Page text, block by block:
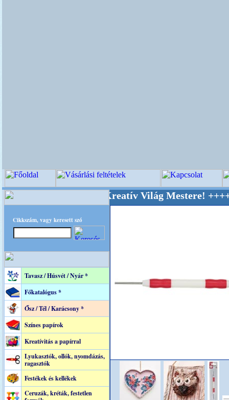
Cikkszám, vagy keresett szó
Tavasz / Húsvét / Nyár *
Főkatalógus *
Ősz / Tél / Karácsony *
Színes papírok
Kreatívitás a papírral
Lyukasztók, ollók, nyomdázás,
ragasztók
Festékek és kellékek
Ceruzák, kréták, festetlen
- A Kreatív Világ Mestere! +++++++